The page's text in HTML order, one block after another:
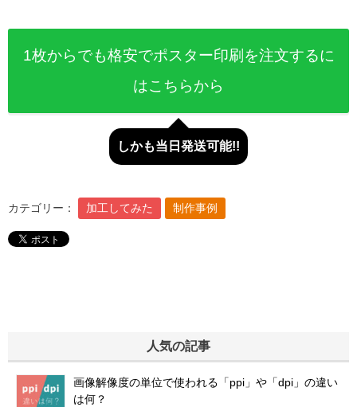
1枚からでも格安でポスター印刷を注文するに
はこちらから
しかも当日発送可能!!
カテゴリー： 加工してみた 制作事例
人気の記事
画像解像度の単位で使われる「ppi」や「dpi」の違い
は何？